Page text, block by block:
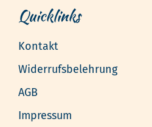
Quicklinks
Kontakt
Widerrufsbelehrung
AGB
Impressum